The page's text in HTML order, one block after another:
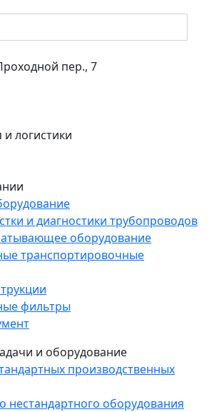
пер., 7
логистики
и диагностики трубопроводов
оборудование
транспортировочные
фильтры
и оборудование
производственных
нестандартного оборудования